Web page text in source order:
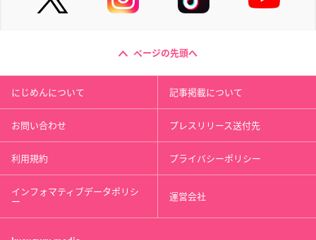
ページの先頭へ
にじめんについて 記事掲載について
お問い合わせ プレスリリース送付先
利用規約 プライバシーポリシー
インフォマティブデータポリシ
ー 運営会社